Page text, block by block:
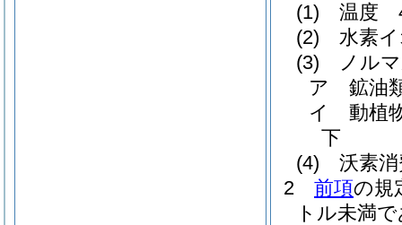
(1)
温度
(2)
水素
(3)
ノル
ア
鉱油
イ
動植
下
(4)
沃素
2
前項の規
トル未満